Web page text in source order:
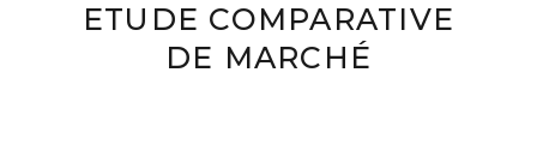
ETUDE COMPARATIVE
DE MARCHÉ